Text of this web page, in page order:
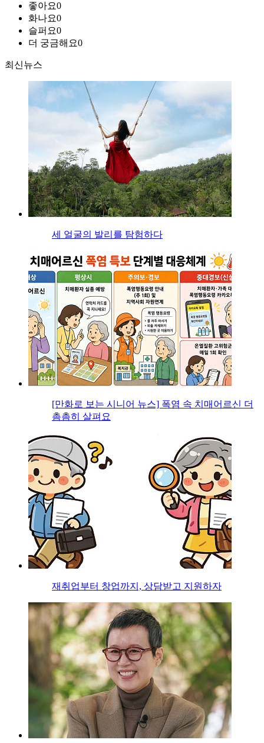
좋아요0
화나요0
슬퍼요0
더 궁금해요0
최신뉴스
세 얼굴의 발리를 탐험하다
[만화로 보는 시니어 뉴스] 폭염 속 치매어르신 더
촘촘히 살펴요
재취업부터 창업까지, 상담받고 지원하자